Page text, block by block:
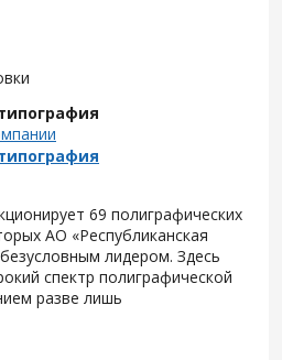
69 полиграфических
АО «Республиканская
лидером. Здесь
спектр полиграфической
разве лишь